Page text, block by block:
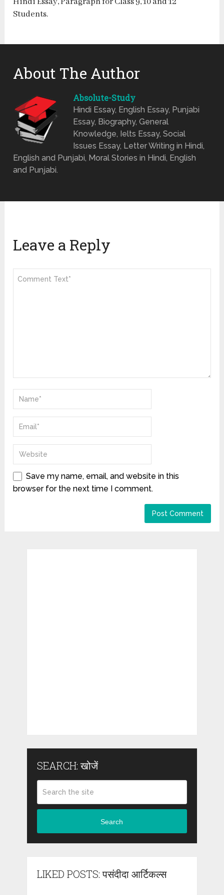
Students.
About The Author
Absolute-Study
Hindi Essay, English Essay, Punjabi
Essay, Biography, General
Knowledge, Ielts Essay, Social
Issues Essay, Letter Writing in Hindi,
English and Punjabi, Moral Stories in Hindi, English
and Punjabi.
Leave a Reply
Save my name, email, and website in this
browser for the next time I comment.
SEARCH: खोजें
Search
LIKED POSTS: पसंदीदा आर्टिकल्स